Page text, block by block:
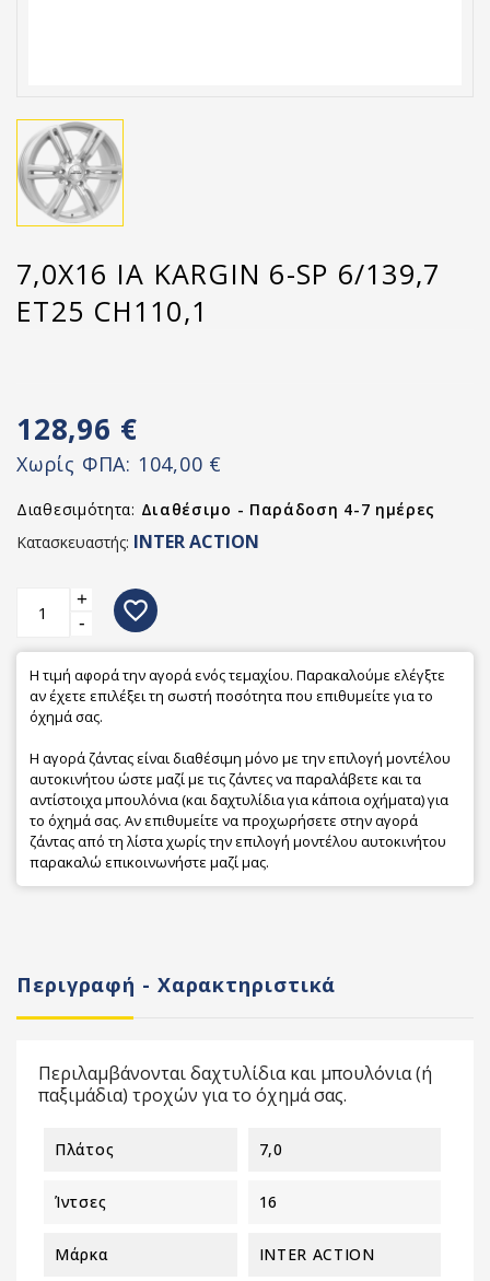
7,0X16 IA KARGIN 6-SP 6/139,7
ET25 CH110,1
128,96 €
Χωρίς ΦΠΑ: 104,00 €
Διαθεσιμότητα: Διαθέσιμο - Παράδοση 4-7 ημέρες
Κατασκευαστής: INTER ACTION
+
-
favorite_border
Η τιμή αφορά την αγορά ενός τεμαχίου. Παρακαλούμε ελέγξτε
αν έχετε επιλέξει τη σωστή ποσότητα που επιθυμείτε για το
όχημά σας.
Η αγορά ζάντας είναι διαθέσιμη μόνο με την επιλογή μοντέλου
αυτοκινήτου ώστε μαζί με τις ζάντες να παραλάβετε και τα
αντίστοιχα μπουλόνια (και δαχτυλίδια για κάποια οχήματα) για
το όχημά σας. Αν επιθυμείτε να προχωρήσετε στην αγορά
ζάντας από τη λίστα χωρίς την επιλογή μοντέλου αυτοκινήτου
παρακαλώ επικοινωνήστε μαζί μας.
Περιγραφή - Χαρακτηριστικά
Περιλαμβάνονται δαχτυλίδια και μπουλόνια (ή
παξιμάδια) τροχών για το όχημά σας.
Πλάτος 7,0
Ίντσες 16
Μάρκα INTER ACTION